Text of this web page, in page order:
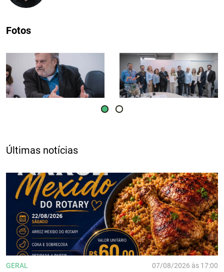
Fotos
Últimas notícias
GERAL 07/08/2026 às 17:00